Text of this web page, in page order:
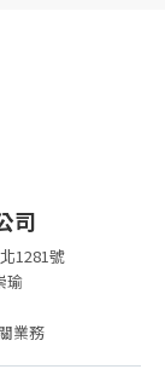
司
1281號
瑜
業務